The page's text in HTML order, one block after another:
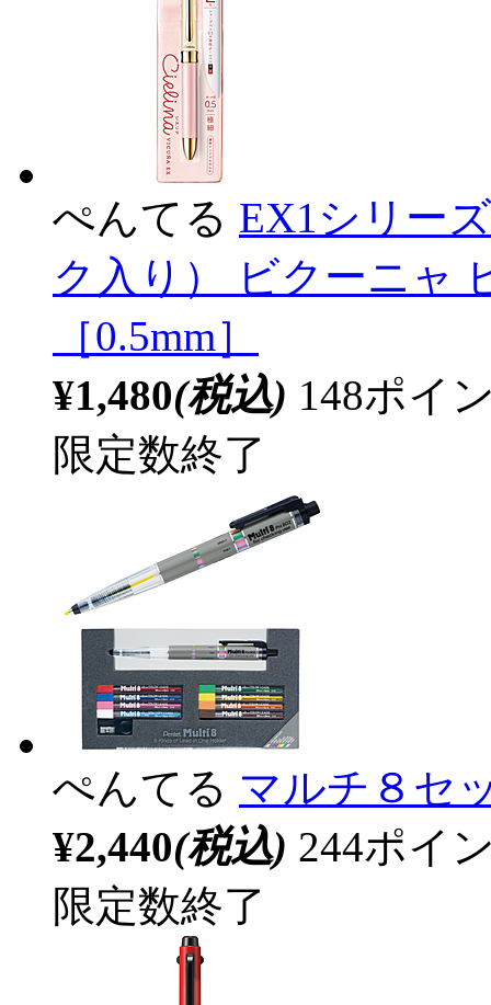
ぺんてる EX1シリー
ク入り） ビクーニャ
［0.5mm］
¥1,480(税込) 148ポイ
限定数終了
ぺんてる マルチ８セ
¥2,440(税込) 244ポイ
限定数終了